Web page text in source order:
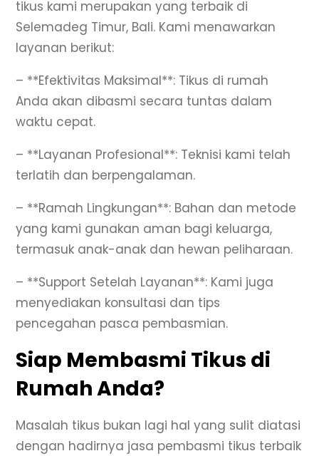
tikus kami merupakan yang terbaik di
Selemadeg Timur, Bali. Kami menawarkan
layanan berikut:
– **Efektivitas Maksimal**: Tikus di rumah
Anda akan dibasmi secara tuntas dalam
waktu cepat.
– **Layanan Profesional**: Teknisi kami telah
terlatih dan berpengalaman.
– **Ramah Lingkungan**: Bahan dan metode
yang kami gunakan aman bagi keluarga,
termasuk anak-anak dan hewan peliharaan.
– **Support Setelah Layanan**: Kami juga
menyediakan konsultasi dan tips
pencegahan pasca pembasmian.
Siap Membasmi Tikus di
Rumah Anda?
Masalah tikus bukan lagi hal yang sulit diatasi
dengan hadirnya jasa pembasmi tikus terbaik